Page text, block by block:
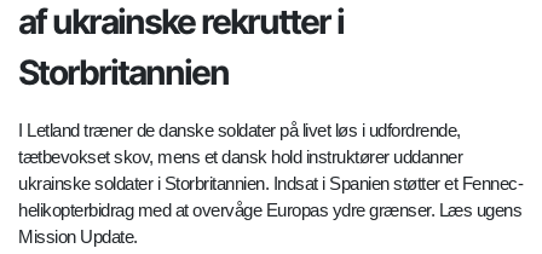
af ukrainske rekrutter i
Storbritannien
I Letland træner de danske soldater på livet løs i udfordrende,
tætbevokset skov, mens et dansk hold instruktører uddanner
ukrainske soldater i Storbritannien. Indsat i Spanien støtter et Fennec-
helikopterbidrag med at overvåge Europas ydre grænser. Læs ugens
Mission Update.